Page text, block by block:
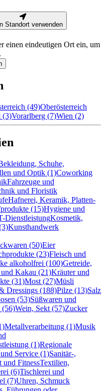
Standort verwenden
einen eindeutigen Ort ein, um
(49)Oberösterreich
(3)Vorarlberg (7)Wien (2)
Schuhe,
und Optik (1)Coworking
Fahrzeuge und
und Floristik
Hafnerei, Keramik, Platten-
(15)Hygiene und
DienstleistungKosmetik,
Kunsthandwerk
(50)Eier
(23)Fleisch und
alkoholfrei (100)Getreide,
Kakau (21)Kräuter und
(31)Most (27)Müsli
Dressings (188)Pilze (13)Salz
(53)Süßwaren und
(56)Wein, Sekt (57)Zucker
Metallverarbeitung (1)Musik
(1)Regionale
Service (1)Sanitär-,
und FitnessTextilien,
(6)Tischlerei und
(7)Uhren, Schmuck